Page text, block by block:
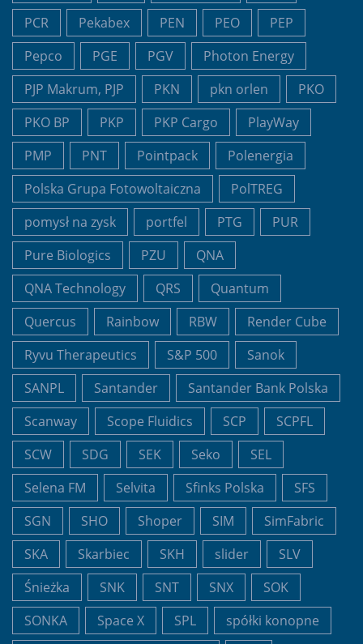
PCR
Pekabex PEN PEO
PEP
Pepco
PGE PGV
Photon Energy
PJP Makrum, PJP
PKN pkn orlen
PKO
PKO BP
PKP PKP Cargo
PlayWay
PMP
PNT Pointpack
Polenergia
Polska Grupa Fotowoltaiczna
PolTREG
pomysł na zysk
portfel PTG
PUR
Pure Biologics
PZU
QNA
QNA Technology
QRS
Quantum
Quercus
Rainbow RBW
Render Cube
Ryvu Therapeutics
S&P 500
Sanok
SANPL
Santander
Santander Bank Polska
Scanway
Scope Fluidics SCP
SCPFL
SCW
SDG SEK Seko
SEL
Selena FM
Selvita Sfinks Polska
SFS
SGN
SHO Shoper SIM
SimFabric
SKA
Skarbiec SKH slider
SLV
Śnieżka
SNK SNT SNX
SOK
SONKA
Space X SPL
spółki konopne